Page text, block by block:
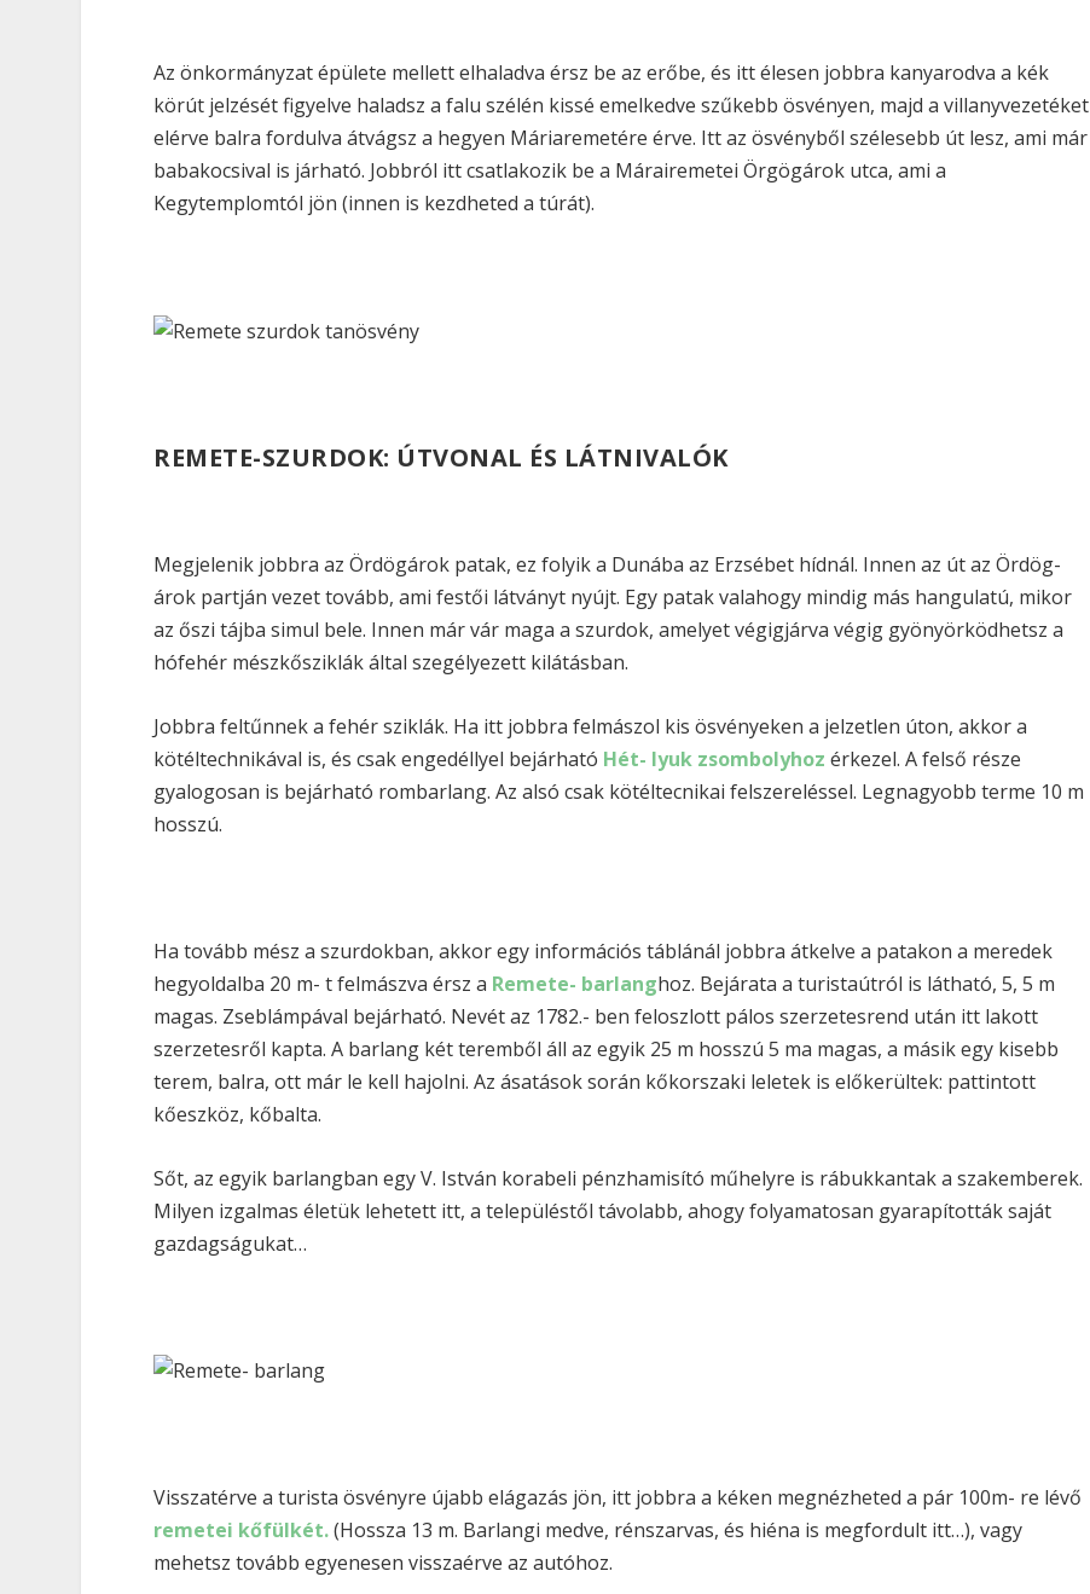
Az önkormányzat épülete mellett elhaladva érsz be az erőbe, és itt élesen jobbra kanyarodva a kék
körút jelzését figyelve haladsz a falu szélén kissé emelkedve szűkebb ösvényen, majd a villanyvezetéket
elérve balra fordulva átvágsz a hegyen Máriaremetére érve. Itt az ösvényből szélesebb út lesz, ami már
babakocsival is járható. Jobbról itt csatlakozik be a Márairemetei Örgögárok utca, ami a
Kegytemplomtól jön (innen is kezdheted a túrát).
REMETE-SZURDOK: ÚTVONAL ÉS LÁTNIVALÓK
Megjelenik jobbra az Ördögárok patak, ez folyik a Dunába az Erzsébet hídnál. Innen az út az Ördög-
árok partján vezet tovább, ami festői látványt nyújt. Egy patak valahogy mindig más hangulatú, mikor
az őszi tájba simul bele. Innen már vár maga a szurdok, amelyet végigjárva végig gyönyörködhetsz a
hófehér mészkősziklák által szegélyezett kilátásban.
Jobbra feltűnnek a fehér sziklák. Ha itt jobbra felmászol kis ösvényeken a jelzetlen úton, akkor a
kötéltechnikával is, és csak engedéllyel bejárható Hét- lyuk zsombolyhoz érkezel. A felső része
gyalogosan is bejárható rombarlang. Az alsó csak kötéltecnikai felszereléssel. Legnagyobb terme 10 m
hosszú.
Ha tovább mész a szurdokban, akkor egy információs táblánál jobbra átkelve a patakon a meredek
hegyoldalba 20 m- t felmászva érsz a Remete- barlanghoz. Bejárata a turistaútról is látható, 5, 5 m
magas. Zseblámpával bejárható. Nevét az 1782.- ben feloszlott pálos szerzetesrend után itt lakott
szerzetesről kapta. A barlang két teremből áll az egyik 25 m hosszú 5 ma magas, a másik egy kisebb
terem, balra, ott már le kell hajolni. Az ásatások során kőkorszaki leletek is előkerültek: pattintott
kőeszköz, kőbalta.
Sőt, az egyik barlangban egy V. István korabeli pénzhamisító műhelyre is rábukkantak a szakemberek.
Milyen izgalmas életük lehetett itt, a településtől távolabb, ahogy folyamatosan gyarapították saját
gazdagságukat…
Visszatérve a turista ösvényre újabb elágazás jön, itt jobbra a kéken megnézheted a pár 100m- re lévő
remetei kőfülkét.(Hossza 13 m. Barlangi medve, rénszarvas, és hiéna is megfordult itt…), vagy
mehetsz tovább egyenesen visszaérve az autóhoz.